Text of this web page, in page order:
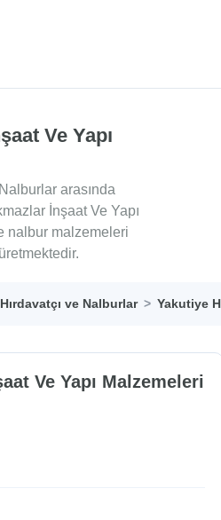
Ve Yapı
arasında
İnşaat Ve Yapı
nalbur malzemeleri
ve Nalburlar Yakutiye
Ve Yapı Malzemeleri